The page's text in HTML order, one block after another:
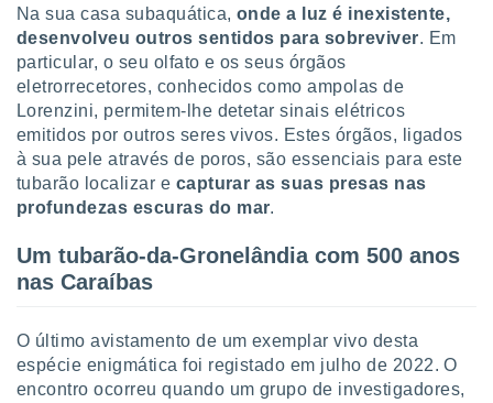
estudos
e
de
Na sua casa subaquática, onde a luz é inexistente,
desenvolveu outros sentidos para sobreviver. Em
particular, o seu olfato e os seus órgãos
eletrorrecetores, conhecidos como ampolas de
Lorenzini, permitem-lhe detetar sinais elétricos
emitidos por outros seres vivos. Estes órgãos, ligados
à sua pele através de poros, são essenciais para este
tubarão localizar e capturar as suas presas nas
profundezas escuras do mar.
Um tubarão-da-Gronelândia com 500 anos
nas Caraíbas
O último avistamento de um exemplar vivo desta
espécie enigmática foi registado em julho de 2022. O
encontro ocorreu quando um grupo de investigadores,